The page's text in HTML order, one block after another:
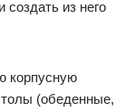
из него
корпусную
(обеденные,